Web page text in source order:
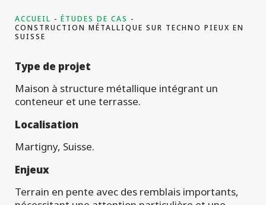
ACCUEIL
ÉTUDES DE CAS
CONSTRUCTION MÉTALLIQUE SUR TECHNO PIEUX EN
SUISSE
Type de projet
Maison à structure métallique intégrant un
conteneur et une terrasse.
Localisation
Martigny, Suisse.
Enjeux
Terrain en pente avec des remblais importants,